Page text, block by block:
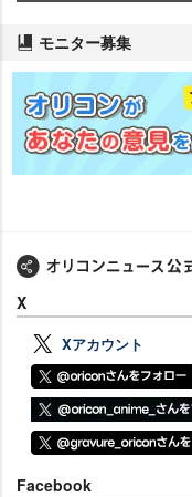
モニター募集
X
Xアカウント
Facebook